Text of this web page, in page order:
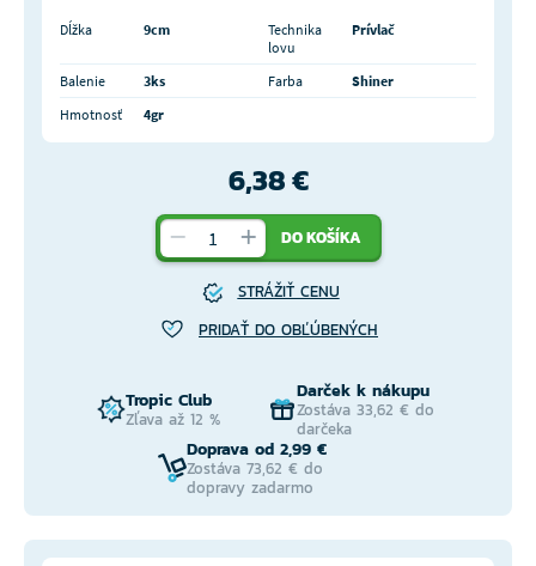
Dĺžka 9cm
Technika
lovu
Prívlač
Balenie 3ks Farba
Shiner
Hmotnosť
4gr
6,38 €
DO KOŠÍKA
STRÁŽIŤ CENU
PRIDAŤ DO OBĽÚBENÝCH
Tropic Club
Zľava až 12 %
Darček k nákupu
Zostáva 33,62 € do
darčeka
Doprava od 2,99 €
Zostáva 73,62 € do
dopravy zadarmo